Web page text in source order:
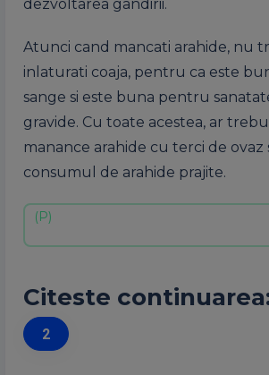
dezvoltarea gandirii.
Atunci cand mancati arahide, nu
inlaturati coaja, pentru ca este
sange si este buna pentru
gravide. Cu toate acestea, ar
manance arahide cu terci de ovaz
consumul de arahide prajite.
Citeste
2